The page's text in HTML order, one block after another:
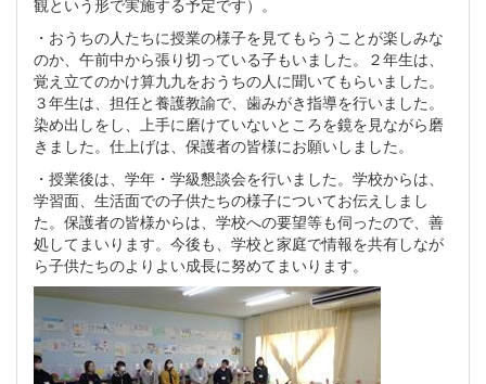
観という形で実施する予定です）。
・おうちの人たちに授業の様子を見てもらうことが楽しみな
のか、午前中から張り切っている子もいました。２年生は、
覚え立てのかけ算九九をおうちの人に聞いてもらいました。
３年生は、担任と養護教諭で、歯みがき指導を行いました。
染め出しをし、上手に磨けていないところを鏡を見ながら磨
きました。仕上げは、保護者の皆様にお願いしました。
・授業後は、学年・学級懇談会を行いました。学校からは、
学習面、生活面での子供たちの様子についてお伝えしまし
た。保護者の皆様からは、学校への要望等も伺ったので、善
処してまいります。今後も、学校と家庭で情報を共有しなが
ら子供たちのよりよい成長に努めてまいります。